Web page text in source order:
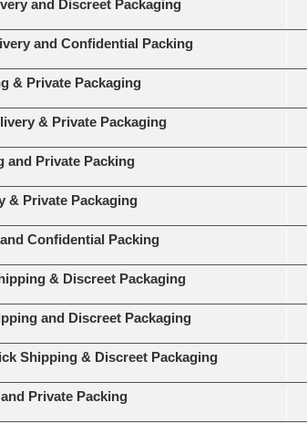
and Discreet Packaging
and Confidential Packing
& Private Packaging
& Private Packaging
and Private Packing
& Private Packaging
Confidential Packing
& Discreet Packaging
and Discreet Packaging
Shipping & Discreet Packaging
Private Packing